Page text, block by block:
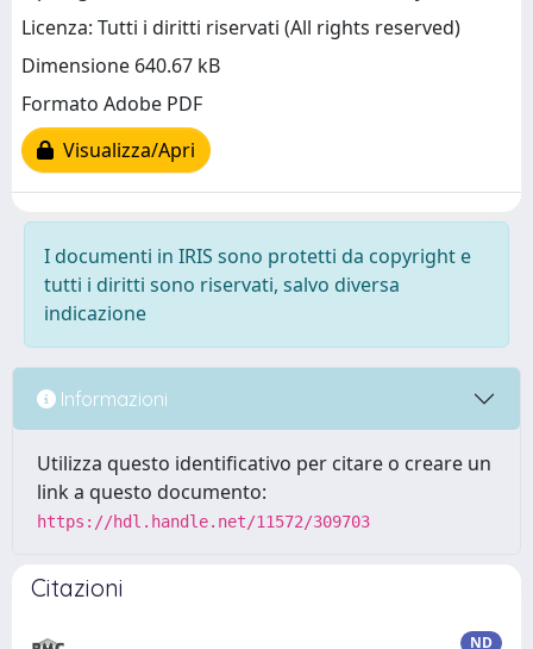
Licenza: Tutti i diritti riservati (All rights reserved)
Dimensione 640.67 kB
Formato Adobe PDF
Visualizza/Apri
I documenti in IRIS sono protetti da copyright e
tutti i diritti sono riservati, salvo diversa
indicazione
Informazioni
Utilizza questo identificativo per citare o creare un
link a questo documento:
https://hdl.handle.net/11572/309703
Citazioni
ND